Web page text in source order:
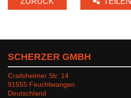
SCHERZER GMBH
Crailsheimer Str. 14
91555 Feuchtwangen
Deutschland